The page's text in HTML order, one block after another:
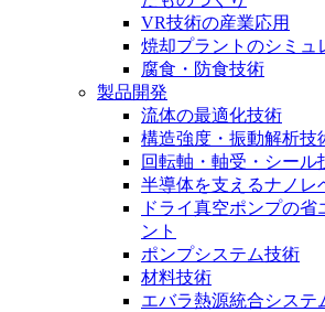
VR技術の産業応用
焼却プラントのシミュ
腐食・防食技術
製品開発
流体の最適化技術
構造強度・振動解析技
回転軸・軸受・シール
半導体を支えるナノレ
ドライ真空ポンプの省
ント
ポンプシステム技術
材料技術
エバラ熱源統合システ